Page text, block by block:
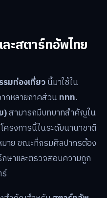
ะสตาร์ทอัพไทย
มท่องเที่ยวนี้มาใช้ใน
กหลายภาคส่วนททท.
)สามารถมีบทบาทสำคัญใน
ครงการนี้ในระดับนานาชาติ
มาย ขณะที่กรมศิลปากรต้อง
ษาและตรวจสอบความถูก